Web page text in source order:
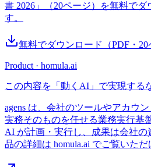
書 2026」（20ページ）を無料でダ
す。
無料でダウンロード （PDF・ 20
Product · homula.ai
この内容を「動くAI」で実現する
agens は、会社のツールやアカウ
実務そのものを任せる業務実行基
AI が計画・実行し、成果は会社
品の詳細は homula.ai でご覧いただ